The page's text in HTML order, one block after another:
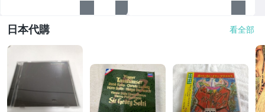
日本代購 看全部